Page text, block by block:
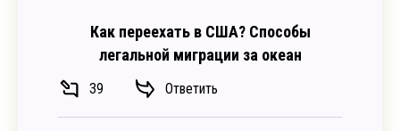
Как переехать в США? Способы
легальной миграции за океан
39 Ответить